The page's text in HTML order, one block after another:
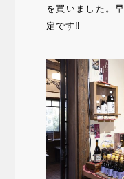
を買いました。
定です‼